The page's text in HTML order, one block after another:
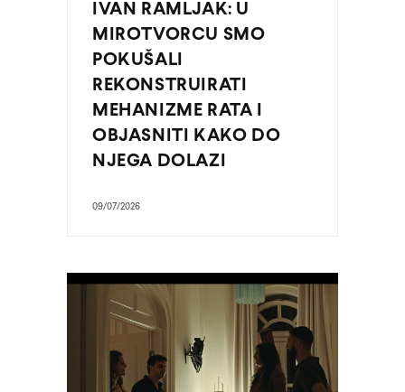
IVAN RAMLJAK: U
MIROTVORCU SMO
POKUŠALI
REKONSTRUIRATI
MEHANIZME RATA I
OBJASNITI KAKO DO
NJEGA DOLAZI
09/07/2026